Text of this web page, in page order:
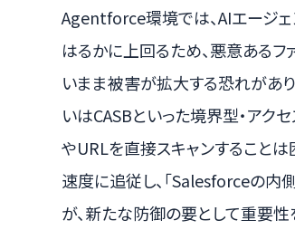
Agentforce環境では、AIエージ
はるかに上回るため、悪意ある
いまま被害が拡大する恐れがあり
いはCASBといった境界型・アク
やURLを直接スキャンすること
速度に追従し、「Salesforceの内
が、新たな防御の要として重要性